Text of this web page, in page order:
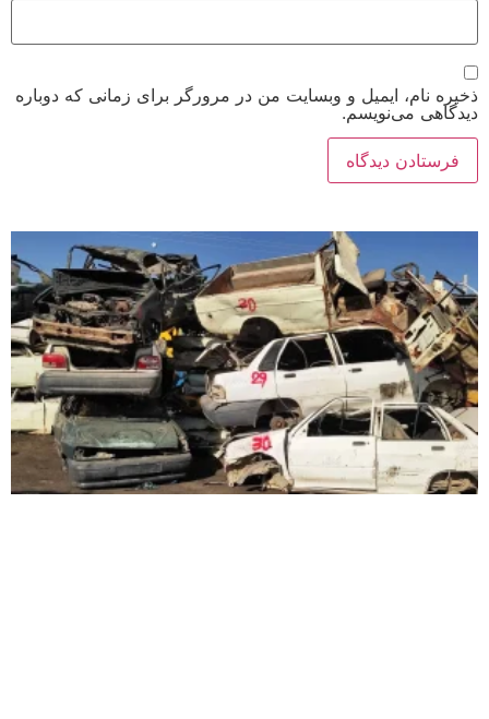
ذخیره نام، ایمیل و وبسایت من در مرورگر برای زمانی که دوباره
دیدگاهی می‌نویسم.